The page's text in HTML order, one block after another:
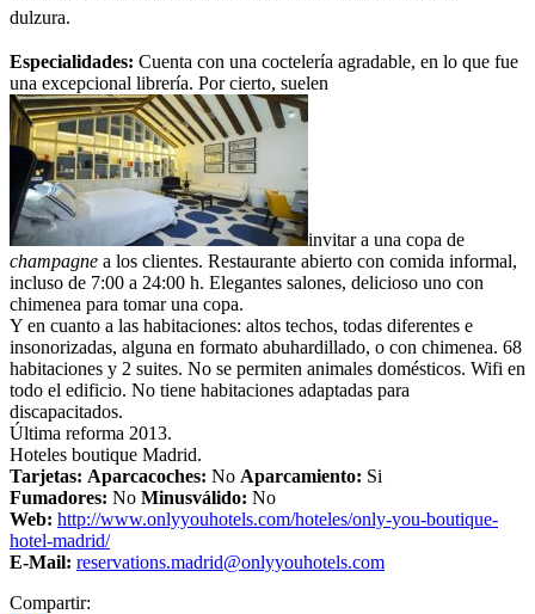
dulzura.
Especialidades: Cuenta con una coctelería agradable, en lo que fue
una excepcional librería. Por cierto, suelen
invitar a una copa de
champagne a los clientes. Restaurante abierto con comida informal,
incluso de 7:00 a 24:00 h. Elegantes salones, delicioso uno con
chimenea para tomar una copa.
Y en cuanto a las habitaciones: altos techos, todas diferentes e
insonorizadas, alguna en formato abuhardillado, o con chimenea. 68
habitaciones y 2 suites. No se permiten animales domésticos. Wifi en
todo el edificio. No tiene habitaciones adaptadas para
discapacitados.
Última reforma 2013.
Hoteles boutique Madrid.
Tarjetas: Aparcacoches: No Aparcamiento: Si
Fumadores: No Minusválido: No
Web: http://www.onlyyouhotels.com/hoteles/only-you-boutique-
hotel-madrid/
E-Mail: reservations.madrid@onlyyouhotels.com
Compartir: